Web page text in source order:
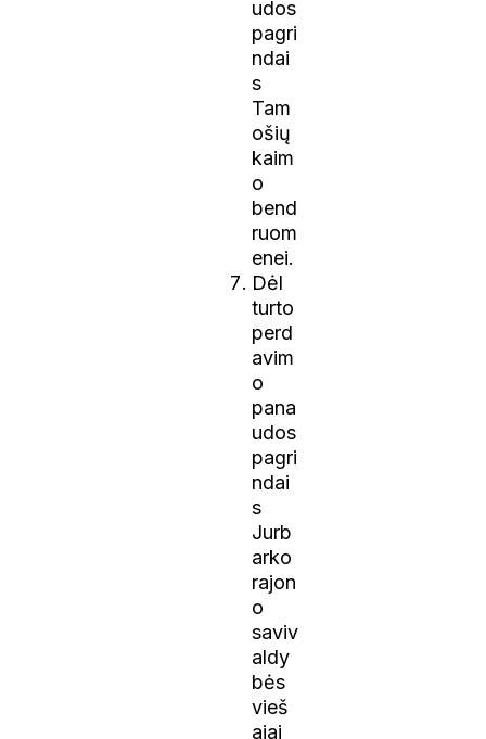
udos
pagri
ndai
s
Tam
ošių
kaim
o
bend
ruom
enei.
Dėl
turto
perd
avim
o
pana
udos
pagri
ndai
s
Jurb
arko
rajon
o
saviv
aldy
bės
vieš
ajai